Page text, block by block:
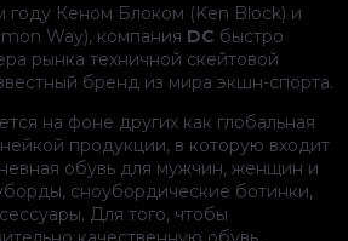
году Кеном Блоком (Ken Block) и
Way), компания DC быстро
рынка техничной скейтовой
бренд из мира экшн-спорта.
на фоне других как глобальная
продукции, в которую входит
обувь для мужчин, женщин и
сноубордические ботинки,
Для того, чтобы